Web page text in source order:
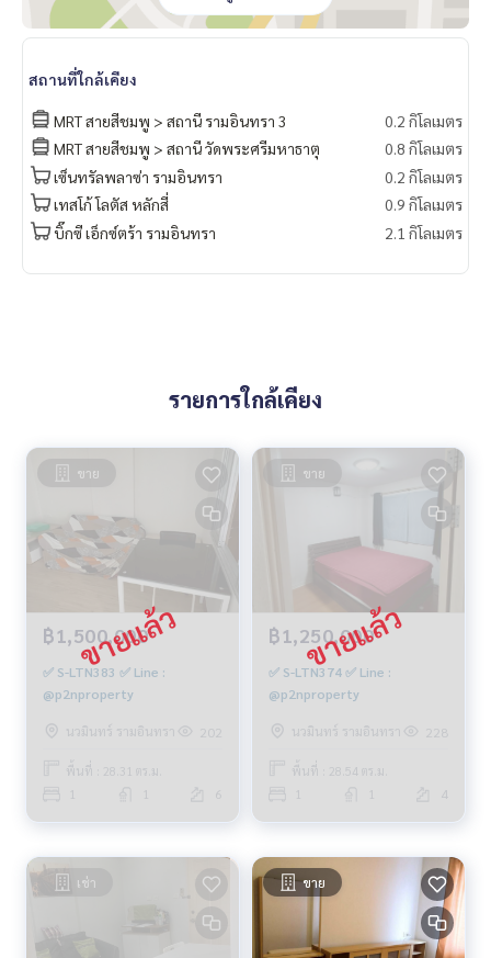
สถานที่ใกล้เคียง
MRT สายสีชมพู > สถานี รามอินทรา 3
0.2 กิโลเมตร
MRT สายสีชมพู > สถานี วัดพระศรีมหาธาตุ
0.8 กิโลเมตร
เซ็นทรัลพลาซ่า รามอินทรา
0.2 กิโลเมตร
เทสโก้ โลตัส หลักสี่
0.9 กิโลเมตร
บิ๊กซี เอ็กซ์ตร้า รามอินทรา
2.1 กิโลเมตร
รายการใกล้เคียง
ขาย
฿1,500,000
✅ S-LTN383 ✅ Line :
@p2nproperty
นวมินทร์ รามอินทรา 202
พื้นที่ : 28.31 ตร.ม.
6
ขาย
฿1,250,000
✅ S-LTN374 ✅ Line :
@p2nproperty
นวมินทร์ รามอินทรา 228
พื้นที่ : 28.54 ตร.ม.
4
เช่า ขาย